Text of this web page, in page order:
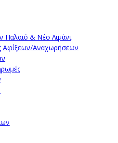
Παλαιό & Νέο Λιμάνι
Αφίξεων/Αναχωρήσεων